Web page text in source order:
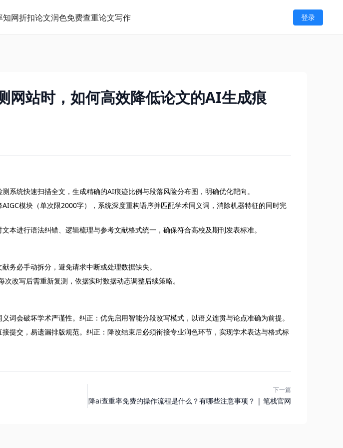
知网折扣论文润色免费查重论文写作 登录
网站时，如何高效降低论文的AI生成痕
测系统快速扫描全文，生成精确的AI痕迹比例与段落风险分布图，明确优化靶向。
AIGC模块（单次限2000字），系统深度重构语序并匹配学术同义词，消除机器特征的同时完
本进行语法纠错、逻辑梳理与参考文献格式统一，确保符合高校及期刊发表标准。
务必手动拆分，避免请求中断或处理数据缺失。
改写后需重新复测，依据实时数据动态调整后续策略。
义词会破坏学术严谨性。纠正：优先启用智能分段改写模式，以语义连贯与论点准确为前提。
接提交，易遗漏排版规范。纠正：降改结束后必须衔接专业润色环节，实现学术表达与格式标
下一篇
降ai查重率免费的操作流程是什么？有哪些注意事项？ | 笔栈官网